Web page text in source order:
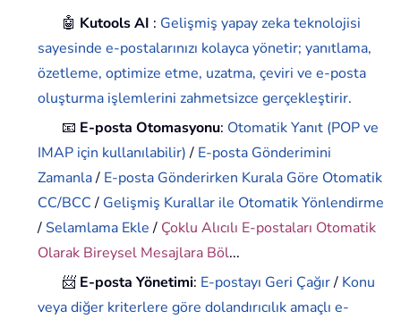
🤖 Kutools AI : Gelişmiş yapay zeka teknolojisi
sayesinde e-postalarınızı kolayca yönetir; yanıtlama,
özetleme, optimize etme, uzatma, çeviri ve e-posta
oluşturma işlemlerini zahmetsizce gerçekleştirir.
📧 E-posta Otomasyonu: Otomatik Yanıt (POP ve
IMAP için kullanılabilir)/ E-posta Gönderimini
Zamanla/ E-posta Gönderirken Kurala Göre Otomatik
CC/BCC/ Gelişmiş Kurallar ile Otomatik Yönlendirme
/ Selamlama Ekle/ Çoklu Alıcılı E-postaları Otomatik
Olarak Bireysel Mesajlara Böl...
📨 E-posta Yönetimi: E-postayı Geri Çağır/ Konu
veya diğer kriterlere göre dolandırıcılık amaçlı e-